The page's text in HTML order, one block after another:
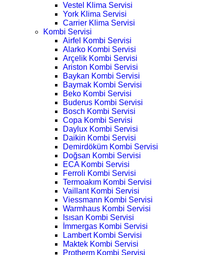
Vestel Klima Servisi
York Klima Servisi
Carrier Klima Servisi
Kombi Servisi
Airfel Kombi Servisi
Alarko Kombi Servisi
Arçelik Kombi Servisi
Ariston Kombi Servisi
Baykan Kombi Servisi
Baymak Kombi Servisi
Beko Kombi Servisi
Buderus Kombi Servisi
Bosch Kombi Servisi
Copa Kombi Servisi
Daylux Kombi Servisi
Daikin Kombi Servisi
Demirdöküm Kombi Servisi
Doğsan Kombi Servisi
ECA Kombi Servisi
Ferroli Kombi Servisi
Termoakım Kombi Servisi
Vaillant Kombi Servisi
Viessmann Kombi Servisi
Warmhaus Kombi Servisi
Isısan Kombi Servisi
İmmergas Kombi Servisi
Lambert Kombi Servisi
Maktek Kombi Servisi
Protherm Kombi Servisi